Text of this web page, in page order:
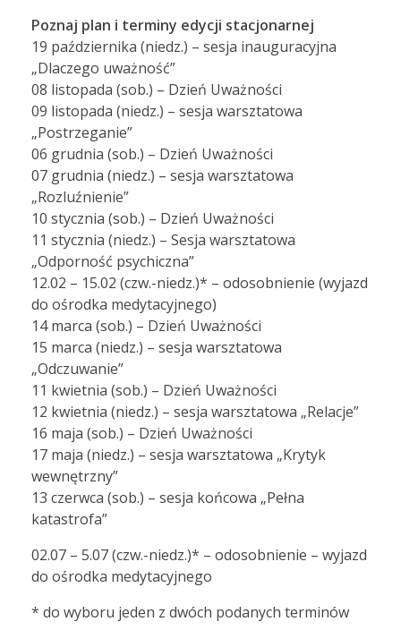
Poznaj plan i terminy edycji stacjonarnej
19 października (niedz.) – sesja inauguracyjna
„Dlaczego uważność”
08 listopada (sob.) – Dzień Uważności
09 listopada (niedz.) – sesja warsztatowa
„Postrzeganie”
06 grudnia (sob.) – Dzień Uważności
07 grudnia (niedz.) – sesja warsztatowa
„Rozluźnienie”
10 stycznia (sob.) – Dzień Uważności
11 stycznia (niedz.) – Sesja warsztatowa
„Odporność psychiczna”
12.02 – 15.02 (czw.-niedz.)* – odosobnienie (wyjazd
do ośrodka medytacyjnego)
14 marca (sob.) – Dzień Uważności
15 marca (niedz.) – sesja warsztatowa
„Odczuwanie”
11 kwietnia (sob.) – Dzień Uważności
12 kwietnia (niedz.) – sesja warsztatowa „Relacje”
16 maja (sob.) – Dzień Uważności
17 maja (niedz.) – sesja warsztatowa „Krytyk
wewnętrzny”
13 czerwca (sob.) – sesja końcowa „Pełna
katastrofa”
02.07 – 5.07 (czw.-niedz.)* – odosobnienie – wyjazd
do ośrodka medytacyjnego
* do wyboru jeden z dwóch podanych terminów